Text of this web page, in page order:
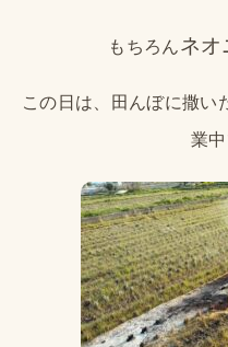
もちろんネオ
この日は、田んぼに撒い
業中